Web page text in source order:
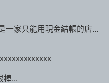
一家只能用現金結帳的店...
棒...